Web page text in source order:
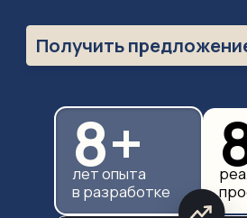
Получить
8 +
лет опыта
в разработке